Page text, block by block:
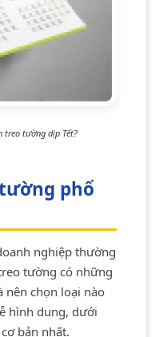
treo tường dịp Tết?
phổ
nghiệp thường
tường có những
nên chọn loại nào
hình dung, dưới
bản nhất.